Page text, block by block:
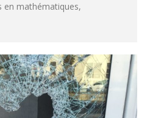
en mathématiques,